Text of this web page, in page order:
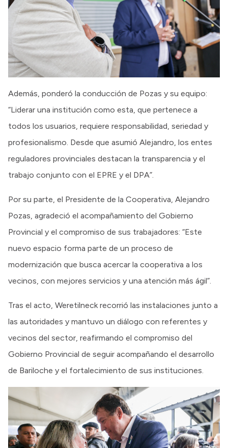
Además, ponderó la conducción de Pozas y su equipo:
“Liderar una institución como esta, que pertenece a
todos los usuarios, requiere responsabilidad, seriedad y
profesionalismo. Desde que asumió Alejandro, los entes
reguladores provinciales destacan la transparencia y el
trabajo conjunto con el EPRE y el DPA”.
Por su parte, el Presidente de la Cooperativa, Alejandro
Pozas, agradeció el acompañamiento del Gobierno
Provincial y el compromiso de sus trabajadores: “Este
nuevo espacio forma parte de un proceso de
modernización que busca acercar la cooperativa a los
vecinos, con mejores servicios y una atención más ágil”.
Tras el acto, Weretilneck recorrió las instalaciones junto a
las autoridades y mantuvo un diálogo con referentes y
vecinos del sector, reafirmando el compromiso del
Gobierno Provincial de seguir acompañando el desarrollo
de Bariloche y el fortalecimiento de sus instituciones.